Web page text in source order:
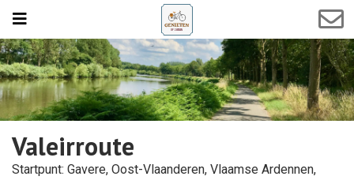
Valeirroute
Startpunt: Gavere, Oost-Vlaanderen, Vlaamse Ardennen,